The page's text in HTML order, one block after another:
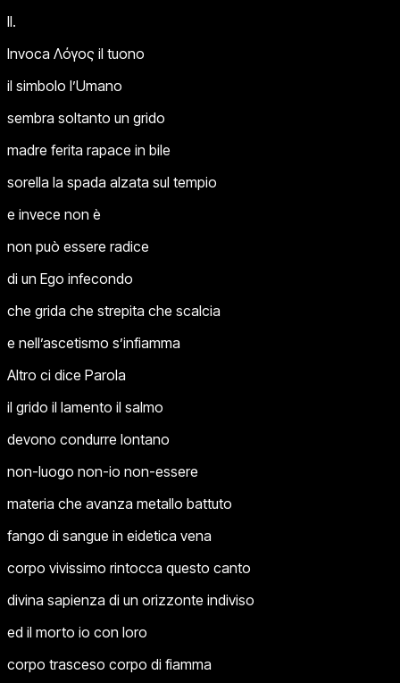
II.
Invoca Λόγος il tuono
il simbolo l’Umano
sembra soltanto un grido
madre ferita rapace in bile
sorella la spada alzata sul tempio
e invece non è
non può essere radice
di un Ego infecondo
che grida che strepita che scalcia
e nell’ascetismo s’infiamma
Altro ci dice Parola
il grido il lamento il salmo
devono condurre lontano
non-luogo non-io non-essere
materia che avanza metallo battuto
fango di sangue in eidetica vena
corpo vivissimo rintocca questo canto
divina sapienza di un orizzonte indiviso
ed il morto io con loro
corpo trasceso corpo di fiamma